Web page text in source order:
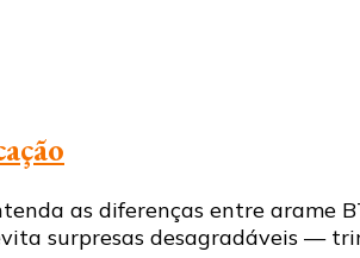
as diferenças entre arame
surpresas desagradáveis —